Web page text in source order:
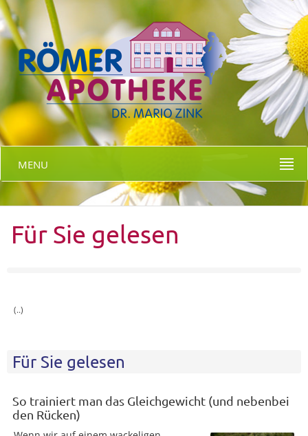
MENU
Für Sie gelesen
(..)
Für Sie gelesen
So trainiert man das Gleichgewicht (und nebenbei
den Rücken)